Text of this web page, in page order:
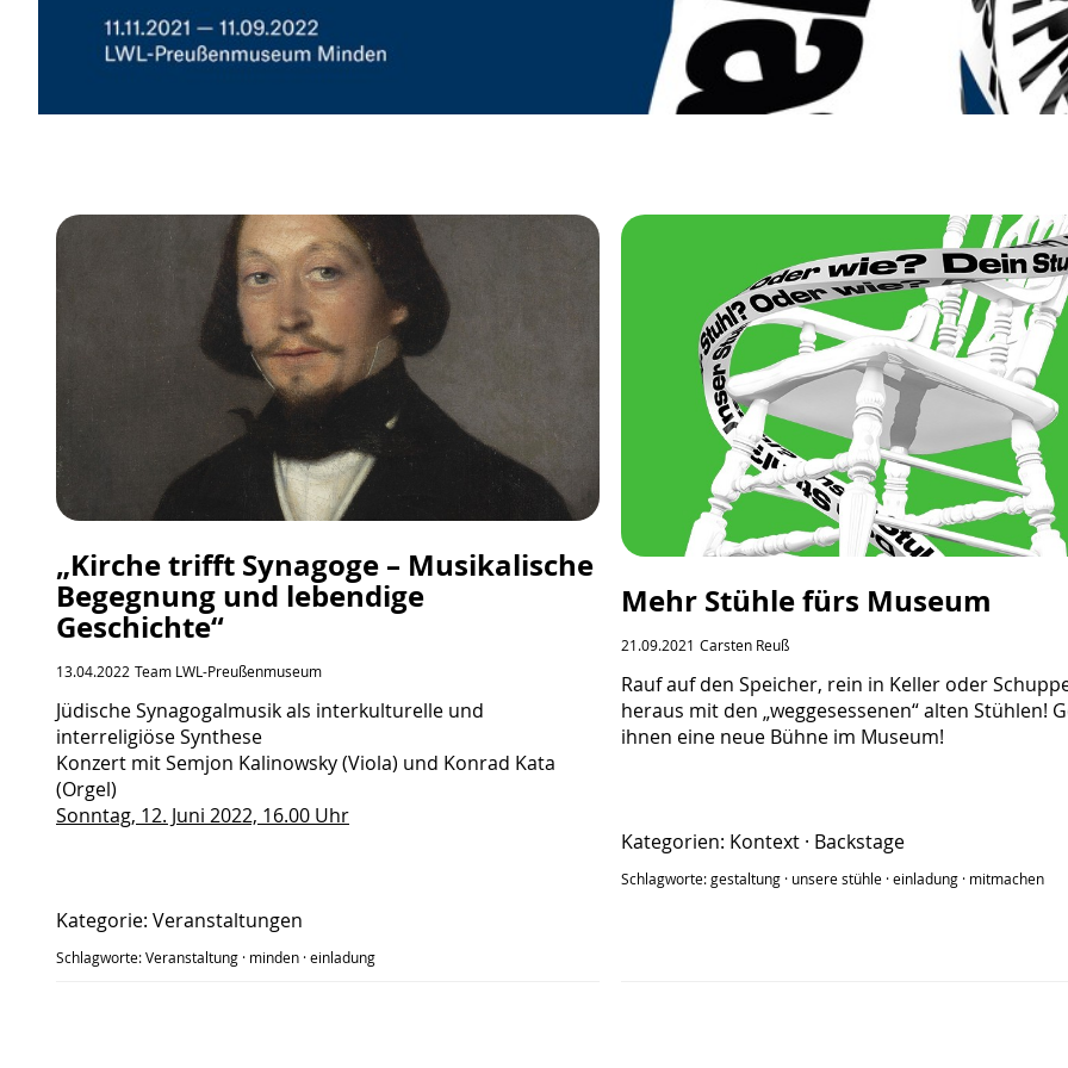
„Kirche trifft Synagoge – Musikalische
Begegnung und lebendige
Geschichte“
13.04.2022 Team LWL-Preußenmuseum
Jüdische Synagogalmusik als interkulturelle und
interreligiöse Synthese
Konzert mit Semjon Kalinowsky (Viola) und Konrad Kata
(Orgel)
Sonntag, 12. Juni 2022, 16.00 Uhr
Kategorie: Veranstaltungen
Schlagworte:Veranstaltung · minden ·einladung
Mehr Stühle fürs Museum
21.09.2021 Carsten Reuß
Rauf auf den Speicher, rein in Keller oder
heraus mit den „weggesessenen“ alten Stühlen!
ihnen eine neue Bühne im Museum!
Kategorien: Kontext · Backstage
Schlagworte: gestaltung · unsere stühle ·einladung · mitmachen